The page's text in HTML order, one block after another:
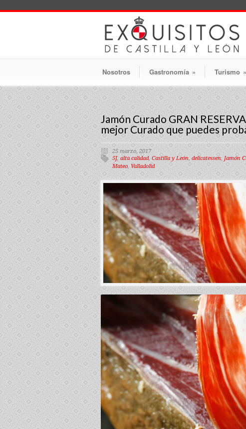
Nosotros Gastronomía » Turismo »
Jamón Curado GRAN
mejor Curado que puedes
25 marzo, 2017
5J, alta calidad, Castilla y León, delicatessen, Jamón
Mateo, Valladolid